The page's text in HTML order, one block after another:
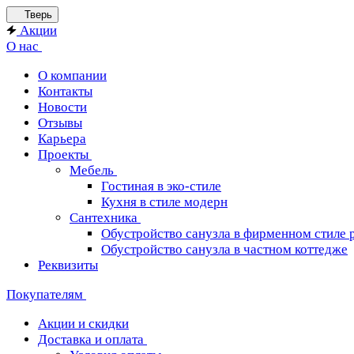
Тверь
Акции
О нас
О компании
Контакты
Новости
Отзывы
Карьера
Проекты
Мебель
Гостиная в эко-стиле
Кухня в стиле модерн
Сантехника
Обустройство санузла в фирменном стиле
Обустройство санузла в частном коттедже
Реквизиты
Покупателям
Акции и скидки
Доставка и оплата